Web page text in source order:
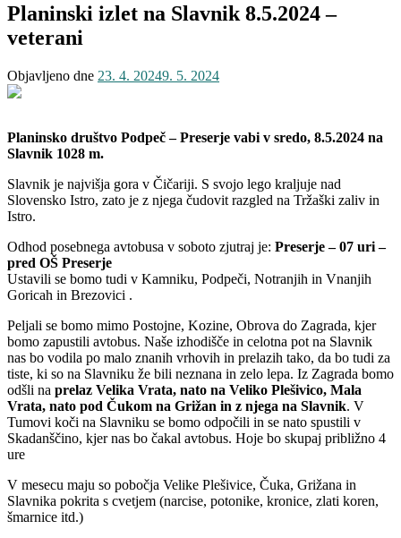
Planinski izlet na Slavnik 8.5.2024 –
veterani
Objavljeno dne 23. 4. 20249. 5. 2024
Planinsko društvo Podpeč – Preserje vabi v sredo, 8.5.2024 na
Slavnik 1028 m.
Slavnik je najvišja gora v Čičariji. S svojo lego kraljuje nad
Slovensko Istro, zato je z njega čudovit razgled na Tržaški zaliv in
Istro.
Odhod posebnega avtobusa v soboto zjutraj je: Preserje – 07 uri –
pred OŠ Preserje
Ustavili se bomo tudi v Kamniku, Podpeči, Notranjih in Vnanjih
Goricah in Brezovici .
Peljali se bomo mimo Postojne, Kozine, Obrova do Zagrada, kjer
bomo zapustili avtobus. Naše izhodišče in celotna pot na Slavnik
nas bo vodila po malo znanih vrhovih in prelazih tako, da bo tudi za
tiste, ki so na Slavniku že bili neznana in zelo lepa. Iz Zagrada bomo
odšli na prelaz Velika Vrata, nato na Veliko Plešivico, Mala
Vrata, nato pod Čukom na Grižan in z njega na Slavnik. V
Tumovi koči na Slavniku se bomo odpočili in se nato spustili v
Skadanščino, kjer nas bo čakal avtobus. Hoje bo skupaj približno 4
ure
V mesecu maju so pobočja Velike Plešivice, Čuka, Grižana in
Slavnika pokrita s cvetjem (narcise, potonike, kronice, zlati koren,
šmarnice itd.)